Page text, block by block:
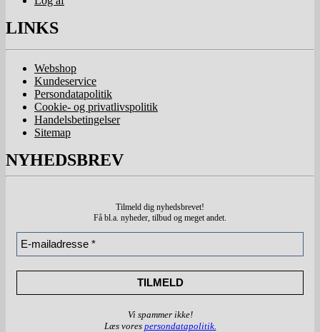
LINKS
Webshop
Kundeservice
Persondatapolitik
Cookie- og privatlivspolitik
Handelsbetingelser
Sitemap
NYHEDSBREV
Tilmeld dig nyhedsbrevet!
Få bl.a. nyheder, tilbud og meget andet.
Vi spammer ikke!
Læs vores persondatapolitik.